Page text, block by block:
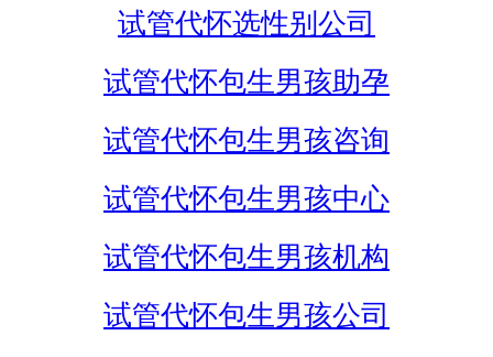
试管代怀选性别公司
试管代怀包生男孩助孕
试管代怀包生男孩咨询
试管代怀包生男孩中心
试管代怀包生男孩机构
试管代怀包生男孩公司